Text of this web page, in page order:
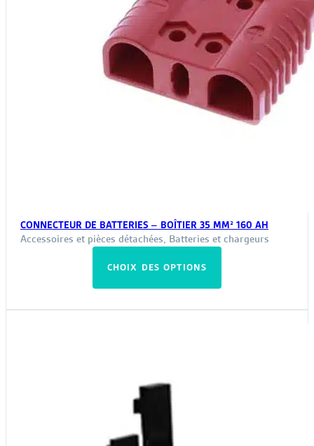
CONNECTEUR DE BATTERIES – BOÎTIER 35 MM² 160 AH
Accessoires et pièces détachées, Batteries et chargeurs
CHOIX DES OPTIONS
a
plusieurs